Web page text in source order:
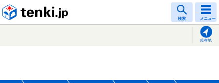
検索 メニュー
現在地